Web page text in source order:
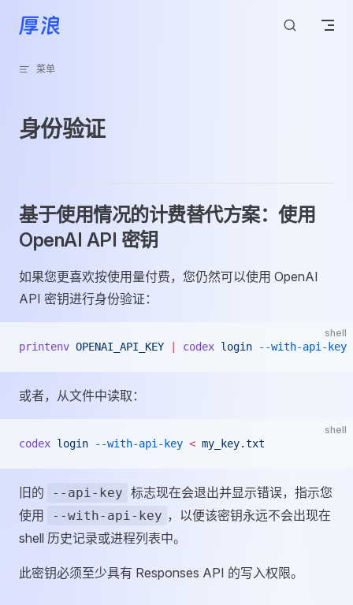
跳转到内容
菜单
身份验证
基于使用情况的计费替代方案：使用
OpenAI API 密钥
如果您更喜欢按使用量付费，您仍然可以使用 OpenAI
API 密钥进行身份验证：
shell
printenv OPENAI_API_KEY codex login --with-api-key
或者，从文件中读取：
shell
codex login --with-api-key < my_key.txt
旧的 --api-key 标志现在会退出并显示错误，指示您
使用
--with-api-key ，以便该密钥永远不会出现在
shell 历史记录或进程列表中。
此密钥必须至少具有 Responses API 的写入权限。